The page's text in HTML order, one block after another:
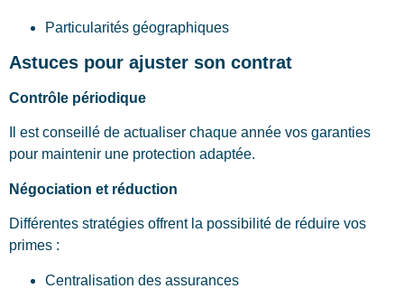
Particularités géographiques
Astuces pour ajuster son contrat
Contrôle périodique
Il est conseillé de actualiser chaque année vos garanties
pour maintenir une protection adaptée.
Négociation et réduction
Différentes stratégies offrent la possibilité de réduire vos
primes :
Centralisation des assurances